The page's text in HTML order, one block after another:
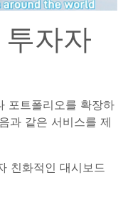
자자
포트폴리오를 확장하
과 같은 서비스를 제
친화적인 대시보드